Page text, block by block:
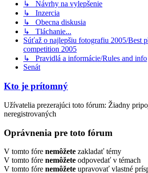
↳ Návrhy na vylepšenie
↳ Inzercia
↳ Obecna diskusia
↳ Tláchanie...
Súťaž o najlepšiu fotografiu 2005/Best
competition 2005
↳ Pravidlá a informácie/Rules and info
Senát
Kto je prítomný
Užívatelia prezerajúci toto fórum: Žiadny
neregistrovaných
Oprávnenia pre toto fórum
V tomto fóre nemôžete zakladať témy
V tomto fóre nemôžete odpovedať v témach
V tomto fóre nemôžete upravovať vlastné